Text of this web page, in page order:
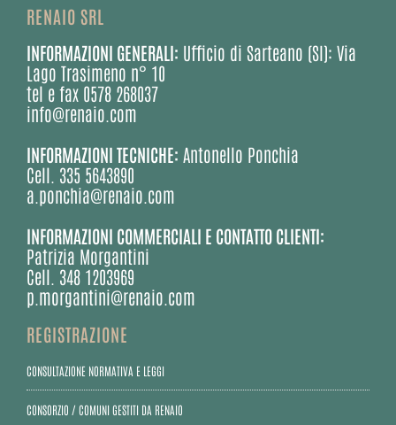
RENAIO SRL
INFORMAZIONI GENERALI: Ufficio di Sarteano (SI): Via
Lago Trasimeno n° 10
tel e fax 0578 268037
info@renaio.com
INFORMAZIONI TECNICHE: Antonello Ponchia
Cell. 335 5643890
a.ponchia@renaio.com
INFORMAZIONI COMMERCIALI E CONTATTO CLIENTI:
Patrizia Morgantini
Cell. 348 1203969
p.morgantini@renaio.com
REGISTRAZIONE
CONSULTAZIONE NORMATIVA E LEGGI
CONSORZIO / COMUNI GESTITI DA RENAIO